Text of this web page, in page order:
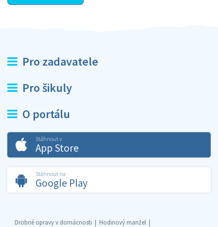
Pro zadavatele
Pro šikuly
O portálu
Stáhnout v
App Store
Stáhnout na
Google Play
Drobné opravy v domácnosti
Hodinový manžel